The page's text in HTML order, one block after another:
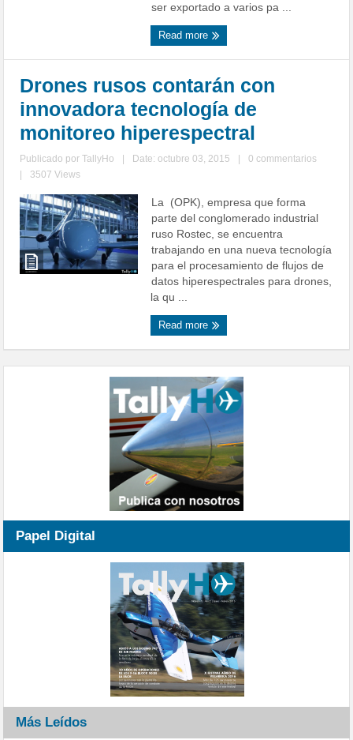
ser exportado a varios pa ...
Read more
Drones rusos contarán con
innovadora tecnología de
monitoreo hiperespectral
Publicado porTallyHo Date: octubre 03, 2015
0 commentarios
3507 Views
La (OPK), empresa que forma
parte del conglomerado industrial
ruso Rostec, se encuentra
trabajando en una nueva tecnología
para el procesamiento de flujos de
datos hiperespectrales para drones,
la qu ...
Read more
Papel Digital
Más Leídos